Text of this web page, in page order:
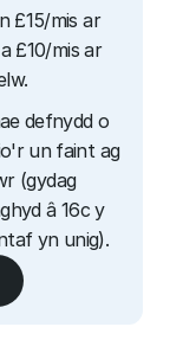
£15/mis ar
£10/mis ar
defnydd o
un faint ag
(gydag
â 16c y
yn unig).